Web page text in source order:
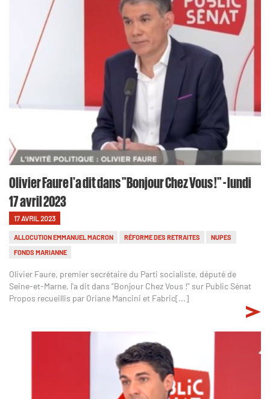
Olivier Faure l'a dit dans "Bonjour Chez Vous !" - lundi
17 avril 2023
17 AVRIL 2023
ALLOCUTION EMMANUEL MACRON RÉFORME DES RETRAITES
NUPES
FONDS MARIANNE
Olivier Faure, premier secrétaire du Parti socialiste, député de
Seine-et-Marne, l'a dit dans "Bonjour Chez Vous !" sur Public Sénat
Propos recueillis par Oriane Mancini et Fabric[...]